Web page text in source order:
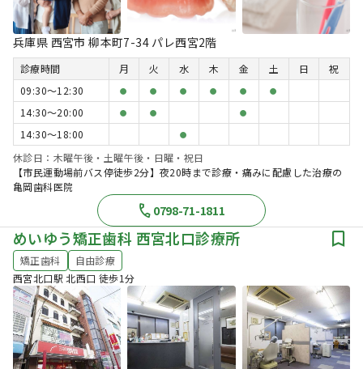
兵庫県 西宮市 柳本町7-34 パレ西宮2階
診療時間 月 火 水 木 金 土 日
祝
09:30〜12:30
● ● ● ● ● ●
14:30〜20:00 ● ● ●
14:30〜18:00 ●
休診日：木曜午後・土曜午後・日曜・祝日
【市民運動場前バス停徒歩2分】夜20時まで診療・痛みに配慮した治療の
亀岡歯科医院
0798-71-1811
めいゆう矯正歯科 西宮北口診療所
矯正歯科
自由診療
西宮北口駅 北西口 徒歩1分